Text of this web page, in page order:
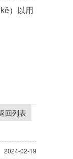
）以用
回列表
2024-02-19